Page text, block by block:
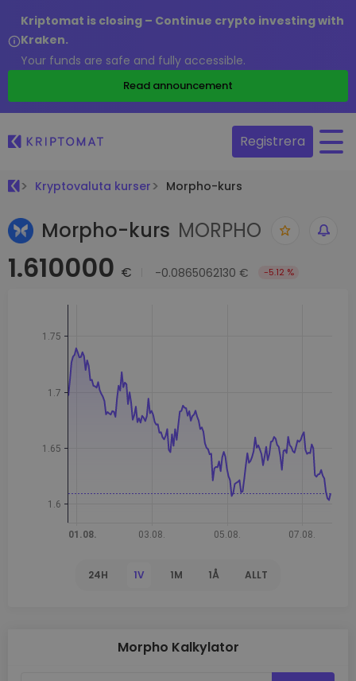
Kriptomat is closing – Continue crypto investing with
Kraken.
Your funds are safe and fully accessible.
Read announcement
Registrera
Kryptovaluta kurser Morpho-kurs
Morpho-kurs MORPHO
1.610000 € -0.0865062130 € -5.12 %
24H 1V 1M 1Å ALLT
Morpho Kalkylator